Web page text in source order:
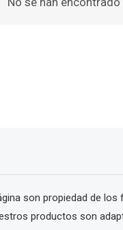
son propiedad de
productos son